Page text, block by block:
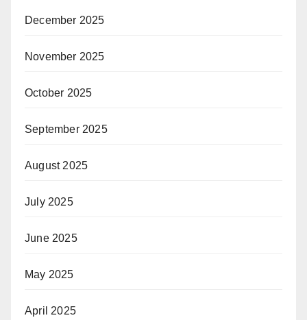
December 2025
November 2025
October 2025
September 2025
August 2025
July 2025
June 2025
May 2025
April 2025